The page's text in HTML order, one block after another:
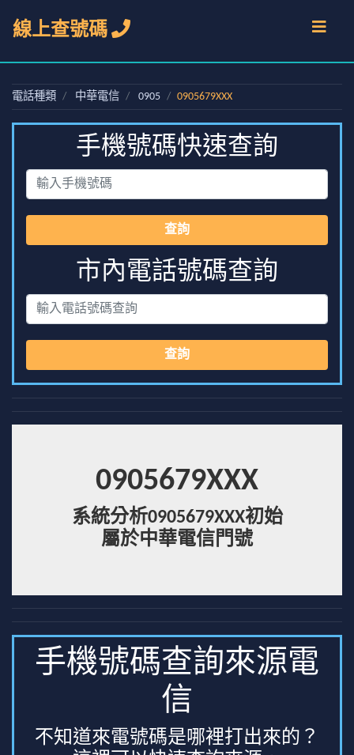
線上查號碼
電話種類 中華電信 0905 0905679XXX
手機號碼快速查詢
查詢
市內電話號碼查詢
查詢
0905679XXX
系統分析0905679XXX初始
屬於中華電信門號
手機號碼查詢來源電
信
不知道來電號碼是哪裡打出來的？